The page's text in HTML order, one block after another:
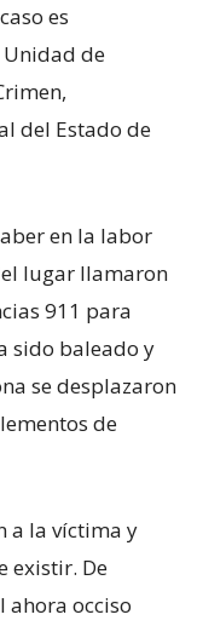
es
de
del Estado de
en la labor
lugar llamaron
911 para
sido baleado y
se desplazaron
de
a la víctima y
existir. De
ahora occiso